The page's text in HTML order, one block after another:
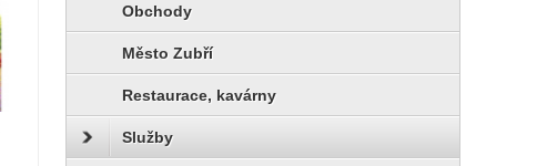
Obchody
Město Zubří
Restaurace, kavárny
Služby